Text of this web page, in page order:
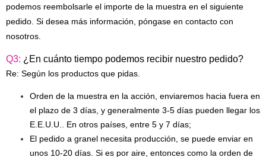
podemos reembolsarle el importe de la muestra en el siguiente
pedido. Si desea más información, póngase en contacto con
nosotros.
Q3: ¿En cuánto tiempo podemos recibir nuestro pedido?
Re: Según los productos que pidas.
Orden de la muestra en la acción, enviaremos hacia fuera en
el plazo de 3 días, y generalmente 3-5 días pueden llegar los
E.E.U.U.. En otros países, entre 5 y 7 días;
El pedido a granel necesita producción, se puede enviar en
unos 10-20 días. Si es por aire, entonces como la orden de